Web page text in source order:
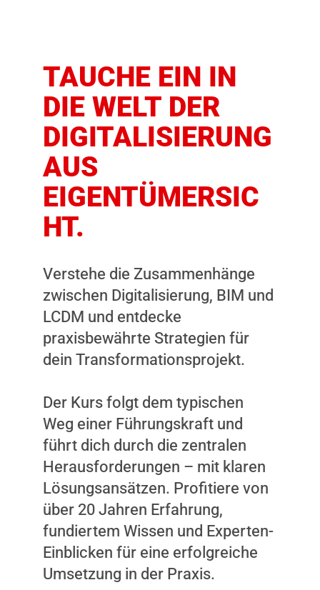
TAUCHE EIN IN
DIE WELT DER
DIGITALISIERUNG
AUS
EIGENTÜMERSIC
HT.
Verstehe die Zusammenhänge
zwischen Digitalisierung, BIM und
LCDM und entdecke
praxisbewährte Strategien für
dein Transformationsprojekt.
Der Kurs folgt dem typischen
Weg einer Führungskraft und
führt dich durch die zentralen
Herausforderungen – mit klaren
Lösungsansätzen. Profitiere von
über 20 Jahren Erfahrung,
fundiertem Wissen und Experten-
Einblicken für eine erfolgreiche
Umsetzung in der Praxis.